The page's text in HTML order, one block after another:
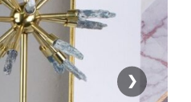
❯